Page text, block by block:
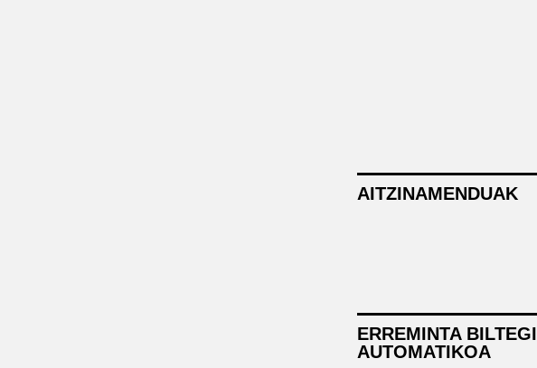
AITZINAMENDUAK
ERREMINTA BILTEGI
AUTOMATIKOA